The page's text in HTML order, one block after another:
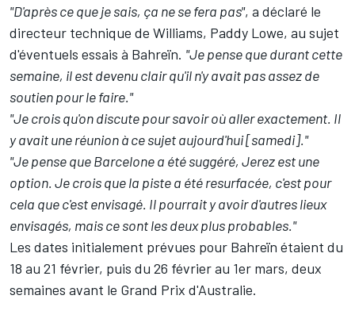
"D'après ce que je sais, ça ne se fera pas", a déclaré le
directeur technique de Williams, Paddy Lowe, au sujet
d'éventuels essais à Bahreïn. "Je pense que durant cette
semaine, il est devenu clair qu'il n'y avait pas assez de
soutien pour le faire."
"Je crois qu'on discute pour savoir où aller exactement. Il
y avait une réunion à ce sujet aujourd'hui [samedi]."
"Je pense que Barcelone a été suggéré, Jerez est une
option. Je crois que la piste a été resurfacée, c'est pour
cela que c'est envisagé. Il pourrait y avoir d'autres lieux
envisagés, mais ce sont les deux plus probables."
Les dates initialement prévues pour Bahreïn étaient du
18 au 21 février, puis du 26 février au 1er mars, deux
semaines avant le Grand Prix d'Australie.